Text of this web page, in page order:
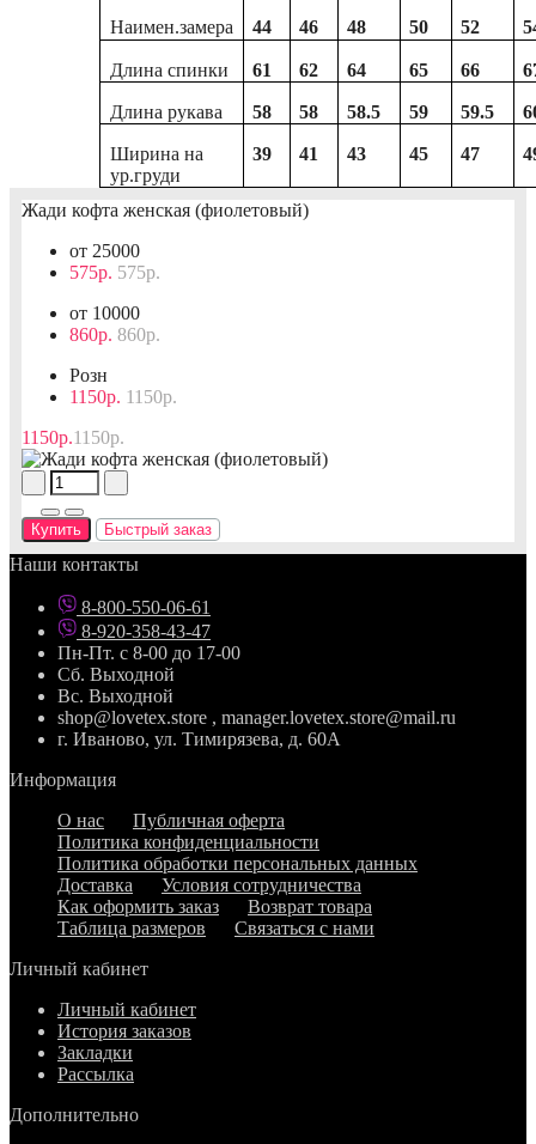
Наимен.замера 44 46 48 50 52
Длина спинки 61 62 64 65 66
Длина рукава 58 58 58.5 59 59.5
Ширина на
ур.груди
39 41 43 45 47
Жади кофта женская (фиолетовый)
от 25000
575р. 575р.
от 10000
860р. 860р.
Розн
1150р. 1150р.
1150р.1150р.
Купить Быстрый заказ
Наши контакты
8-800-550-06-61
8-920-358-43-47
Пн-Пт. с 8-00 до 17-00
Сб. Выходной
Вс. Выходной
shop@lovetex.store , manager.lovetex.store@mail.ru
г. Иваново, ул. Тимирязева, д. 60А
Информация
О нас
Публичная оферта
Политика конфиденциальности
Политика обработки персональных данных
Доставка
Условия сотрудничества
Как оформить заказ
Возврат товара
Таблица размеров
Связаться с нами
Личный кабинет
Личный кабинет
История заказов
Закладки
Рассылка
Дополнительно